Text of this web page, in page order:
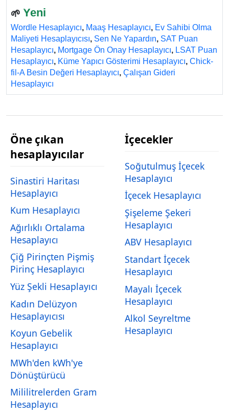
🌱 Yeni
Wordle Hesaplayıcı, Maaş Hesaplayıcı, Ev Sahibi Olma
Maliyeti Hesaplayıcısı, Sen Ne Yapardın, SAT Puan
Hesaplayıcı, Mortgage Ön Onay Hesaplayıcı, LSAT Puan
Hesaplayıcı, Küme Yapıcı Gösterimi Hesaplayıcı, Chick-
fil-A Besin Değeri Hesaplayıcı, Çalışan Gideri
Hesaplayıcı
Öne çıkan
hesaplayıcılar
Sinastiri Haritası
Hesaplayıcı
Kum Hesaplayıcı
Ağırlıklı Ortalama
Hesaplayıcı
Çiğ Pirinçten Pişmiş
Pirinç Hesaplayıcı
Yüz Şekli Hesaplayıcı
Kadın Delüzyon
Hesaplayıcısı
Koyun Gebelik
Hesaplayıcı
MWh'den kWh'ye
Dönüştürücü
Mililitrelerden Gram
Hesaplayıcı
İçecekler
Soğutulmuş İçecek
Hesaplayıcı
İçecek Hesaplayıcı
Şişeleme Şekeri
Hesaplayıcı
ABV Hesaplayıcı
Standart İçecek
Hesaplayıcı
Mayalı İçecek
Hesaplayıcı
Alkol Seyreltme
Hesaplayıcı